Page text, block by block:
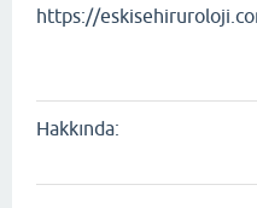
https://
Hakkında: